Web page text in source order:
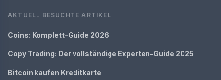
AKTUELL BESUCHTE ARTIKEL
Coins: Komplett-Guide 2026
Copy Trading: Der vollständige Experten-Guide 2025
Bitcoin kaufen Kreditkarte